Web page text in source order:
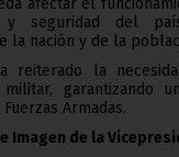
afectar el
seguridad del
la nación y de la
la
garantizando
Armadas.
Imagen de la